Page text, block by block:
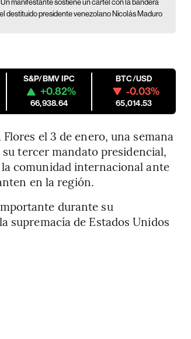
Un manifestante sostiene un cartel con la bandera
destituido presidente venezolano Nicolás Maduro
S&P/BMV IPC
+0.82%
66,938.64
BTC/USD
-0.03%
65,014.53
el 3 de enero, una semana
tercer mandato presidencial,
comunidad internacional ante
en la región.
durante su
supremacía de Estados Unidos